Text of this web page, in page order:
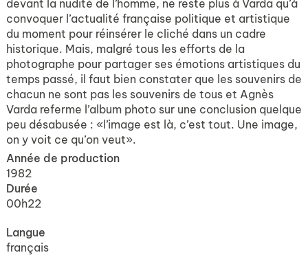
devant la nudité de l’homme, ne reste plus à Varda qu’à
convoquer l’actualité française politique et artistique
du moment pour réinsérer le cliché dans un cadre
historique. Mais, malgré tous les efforts de la
photographe pour partager ses émotions artistiques du
temps passé, il faut bien constater que les souvenirs de
chacun ne sont pas les souvenirs de tous et Agnès
Varda referme l’album photo sur une conclusion quelque
peu désabusée : «l’image est là, c’est tout. Une image,
on y voit ce qu’on veut».
Année de production
1982
Durée
00h22
Langue
français